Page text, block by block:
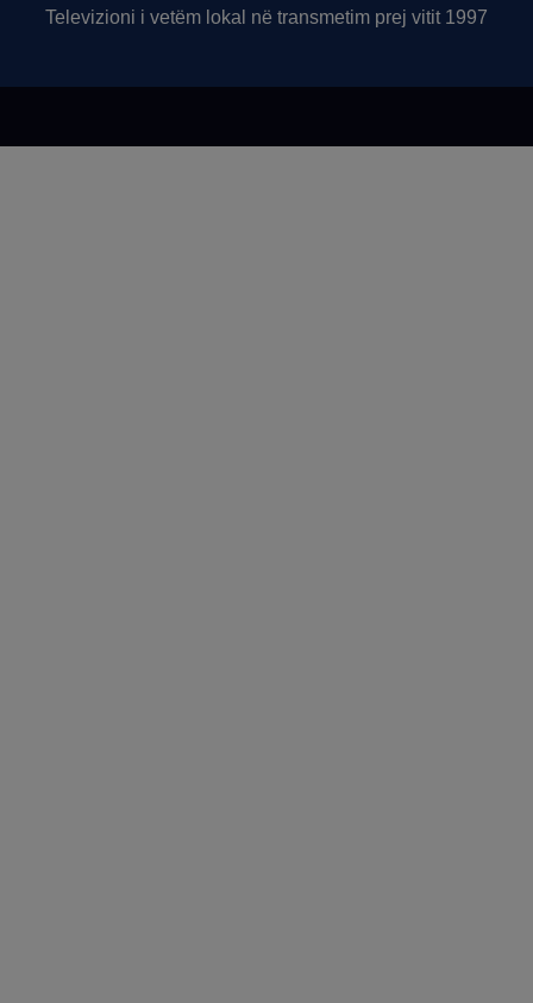
Televizioni i vetëm lokal në transmetim prej vitit 1997